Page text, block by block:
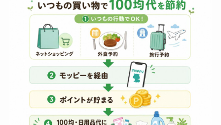
【100均】ダイソー/
セリア等でポイズン
リムーバーは買え
る？使い方や選び方
を解説！
【100均】ダイソー/
セリア等でフロアラ
バーほうきは買え